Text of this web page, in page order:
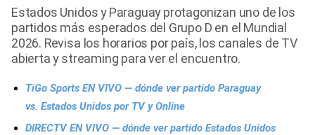
Tendencias Mix
Sports
Estados Unidos y Paraguay protagonizan uno de los
partidos más esperados del Grupo D en el Mundial
2026. Revisa los horarios por país, los canales de TV
abierta y streaming para ver el encuentro.
TiGo Sports EN VIVO — dónde ver partido Paraguay
vs. Estados Unidos por TV y Online
DIRECTV EN VIVO — dónde ver partido Estados Unidos